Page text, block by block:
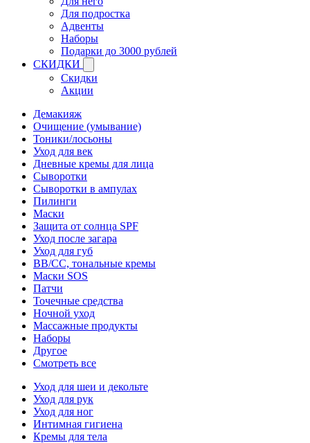
Для подростка
Адвенты
Наборы
Подарки до 3000 рублей
СКИДКИ
Скидки
Акции
Демакияж
Очищение (умывание)
Тоники/лосьоны
Уход для век
Дневные кремы для лица
Сыворотки
Сыворотки в ампулах
Пилинги
Маски
Защита от солнца SPF
Уход после загара
Уход для губ
BB/CC, тональные кремы
Маски SOS
Патчи
Точечные средства
Ночной уход
Массажные продукты
Наборы
Другое
Смотреть все
Уход для шеи и декольте
Уход для рук
Уход для ног
Интимная гигиена
Кремы для тела